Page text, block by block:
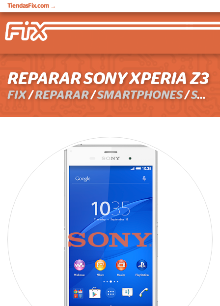
TiendasFix.com →
REPARAR SONY XPERIA Z3
FIX/REPARAR/SMARTPHONES/SONY